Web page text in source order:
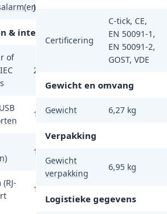
Ja
& interfaces
of
2
1
1
1
Certificering
C-tick, CE,
EN 50091-1,
EN 50091-2,
GOST, VDE
Gewicht en omvang
Gewicht 6,27 kg
Verpakking
Gewicht
verpakking
6,95 kg
Logistieke gegevens